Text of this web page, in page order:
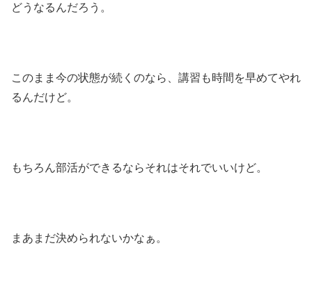
どうなるんだろう。
このまま今の状態が続くのなら、講習も時間を早めてやれ
るんだけど。
もちろん部活ができるならそれはそれでいいけど。
まあまだ決められないかなぁ。